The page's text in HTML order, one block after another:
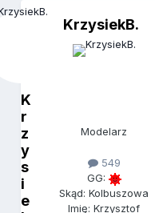
K
r
z
y
s
i
e
KrzysiekB.
Modelarz
549
GG:
Skąd: Kolbuszowa
Imię: Krzysztof